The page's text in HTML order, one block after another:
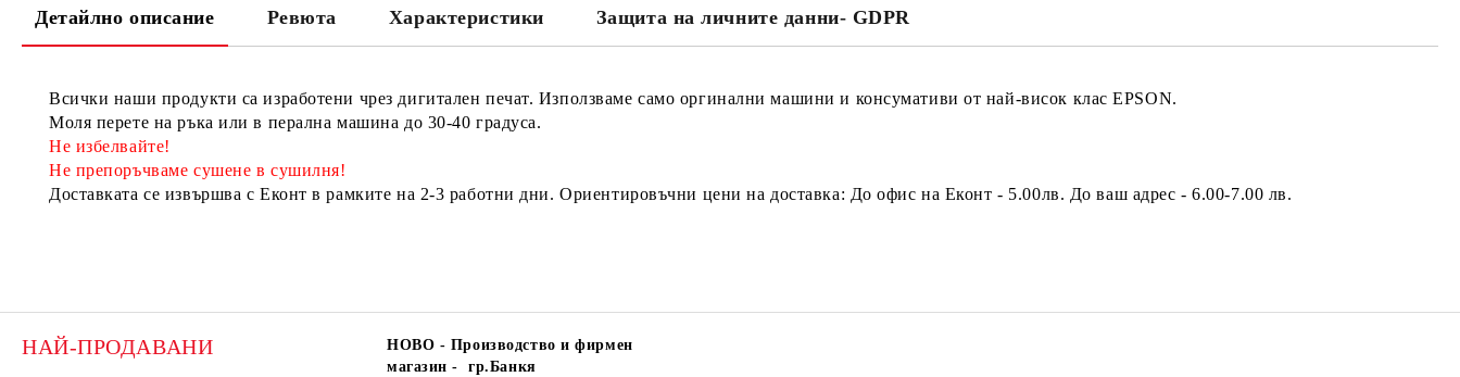
Ние ще се свържем с вас в рамките на работния ден.
Детайлно описание Ревюта Характеристики Защита на личните данни- GDPR
Всички наши продукти са изработени чрез дигитален печат. Използваме само оргинални машини и консумативи от най-висок клас EPSON.
Моля перете на ръка или в перална машина до 30-40 градуса.
Не избелвайте!
Не препоръчваме сушене в сушилня!
Доставката се извършва с Еконт в рамките на 2-3 работни дни. Ориентировъчни цени на доставка: До офис на Еконт - 5.00лв. До ваш адрес - 6.00-7.00 лв.
НАЙ-ПРОДАВАНИ
НОВО - Производство и фирмен
магазин - гр.Банкя